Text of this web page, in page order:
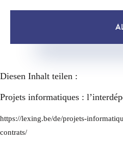
Diesen Inhalt teilen :
Projets informatiques :
https://lexing.be/de/projets-
contrats/